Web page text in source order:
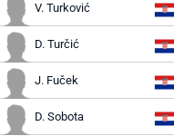
V. Turković
D. Turčić
J. Fuček
D. Sobota